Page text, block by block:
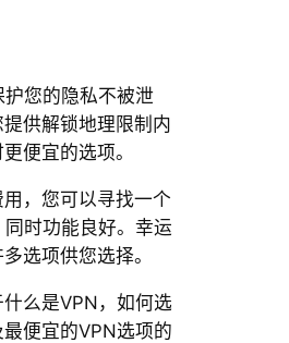
您的隐私不被泄
供解锁地理限制内
便宜的选项。
，您可以寻找一个
时功能良好。幸运
选项供您选择。
么是VPN，如何选
便宜的VPN选项的